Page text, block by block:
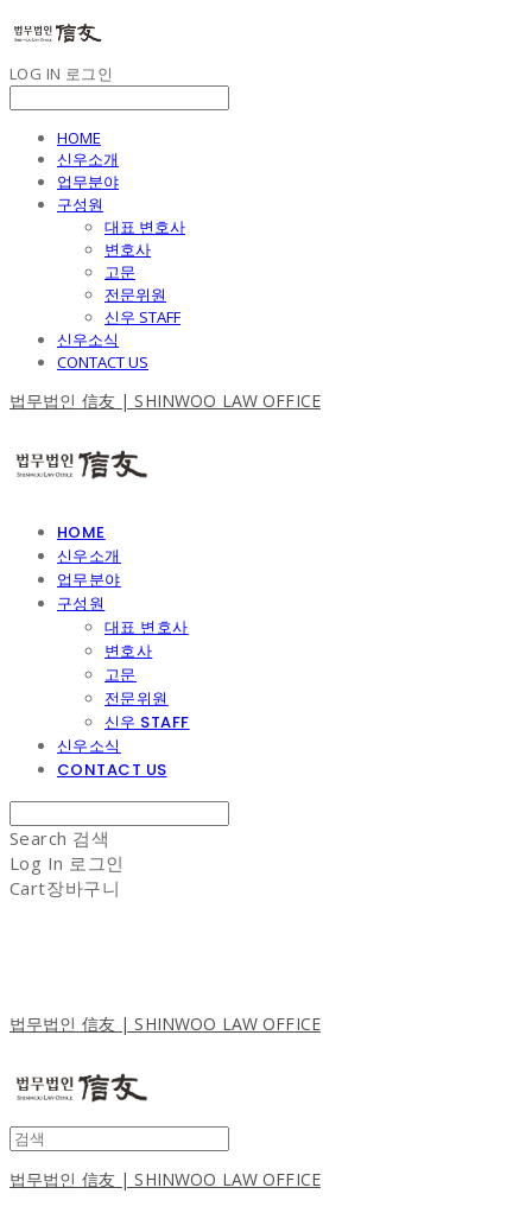
LOG IN 로그인
HOME
신우소개
업무분야
구성원
대표 변호사
변호사
고문
전문위원
신우 STAFF
신우소식
CONTACT US
법무법인 信友 | SHINWOO LAW OFFICE
HOME
신우소개
업무분야
구성원
대표 변호사
변호사
고문
전문위원
신우 STAFF
신우소식
CONTACT US
Search 검색
Log In 로그인
Cart장바구니
법무법인 信友 | SHINWOO LAW OFFICE
법무법인 信友 | SHINWOO LAW OFFICE